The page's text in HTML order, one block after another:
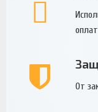
От